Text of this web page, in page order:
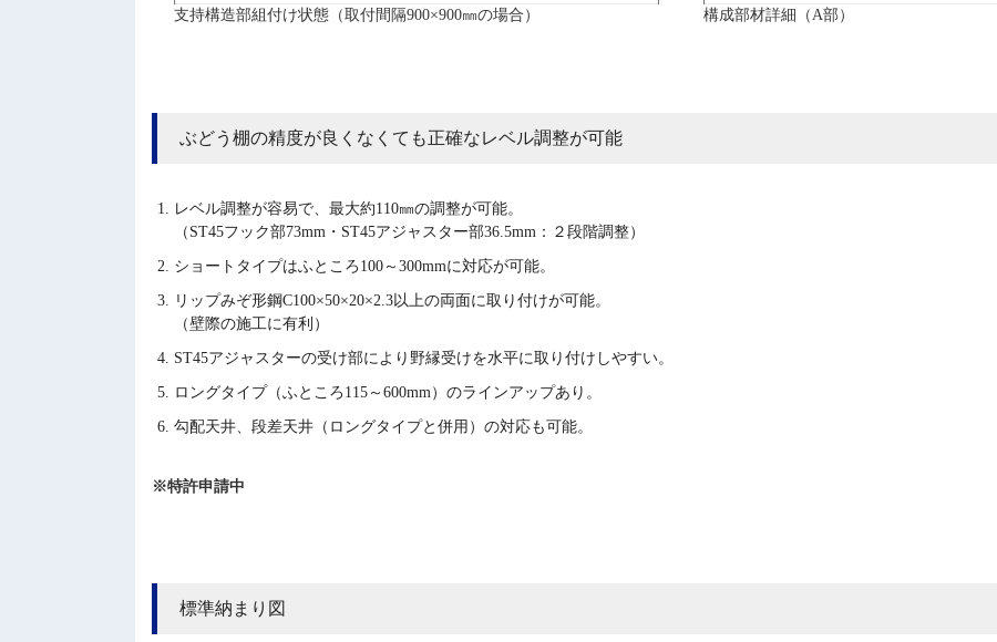
支持構造部組付け状態（取付間隔900×900㎜の場合） 構成部材詳細（A部）
ぶどう棚の精度が良くなくても正確なレベル調整が可能
レベル調整が容易で、最大約110㎜の調整が可能。
（ST45フック部73mm・ST45アジャスター部36.5mm：２段階調整）
ショートタイプはふところ100～300mmに対応が可能。
リップみぞ形鋼C100×50×20×2.3以上の両面に取り付けが可能。
（壁際の施工に有利）
ST45アジャスターの受け部により野縁受けを水平に取り付けしやすい。
ロングタイプ（ふところ115～600mm）のラインアップあり。
勾配天井、段差天井（ロングタイプと併用）の対応も可能。
※特許申請中
標準納まり図